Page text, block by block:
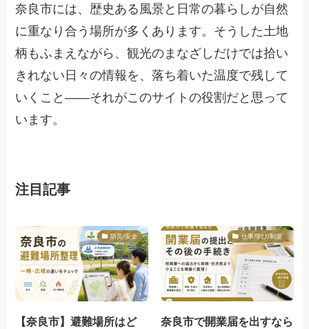
奈良市には、歴史ある風景と日常の暮らしが自然
に重なり合う場所が多くあります。そうした土地
柄もふまえながら、観光のまなざしだけでは拾い
きれない日々の情報を、落ち着いた温度で残して
いくこと——それがこのサイトの役割だと思って
います。
注目記事
防災/安全
【奈良市】避難場所はど
仕事/学び/制度
奈良市で開業届を出すなら